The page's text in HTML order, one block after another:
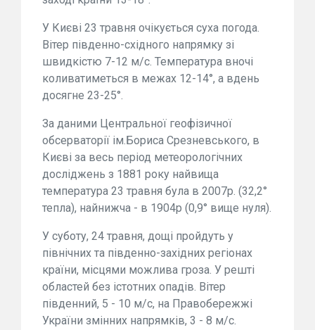
У Києві 23 травня очікується суха погода.
Вітер південно-східного напрямку зі
швидкістю 7-12 м/с. Температура вночі
коливатиметься в межах 12-14°, а вдень
досягне 23-25°.
За даними Центральної геофізичної
обсерваторії ім.Бориса Срезневського, в
Києві за весь період метеорологічних
досліджень з 1881 року найвища
температура 23 травня була в 2007р. (32,2°
тепла), найнижча - в 1904р (0,9° вище нуля).
У суботу, 24 травня, дощі пройдуть у
північних та південно-західних регіонах
країни, місцями можлива гроза. У решті
областей без істотних опадів. Вітер
південний, 5 - 10 м/с, на Правобережжі
України змінних напрямків, 3 - 8 м/с.